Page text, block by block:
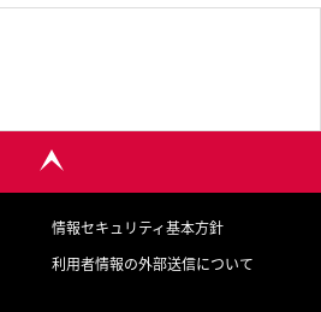
情報セキュリティ基本方針
利用者情報の外部送信について